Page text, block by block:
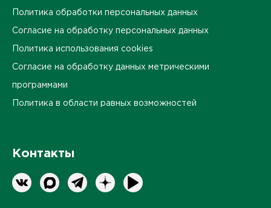
Политика обработки персональных данных
Согласие на обработку персональных данных
Политика использования cookies
Согласие на обработку данных метрическими
программами
Политика в области равных возможностей
Контакты